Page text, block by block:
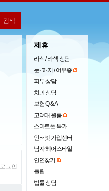
로그인
제휴
라식 / 라섹 상담
눈·코·지 / 여유증
피부 상담
치과 상담
보험 Q & A
고려대 원룸
스마트폰 특가
인터넷 가입센터
남자 헤어스타일
인연찾기
튤립
법률 상담